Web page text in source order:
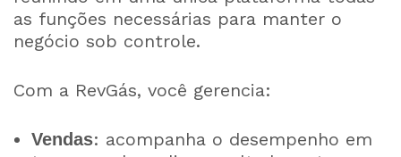
as funções necessárias para manter o
negócio sob controle.
Com a RevGás, você gerencia:
Vendas: acompanha o desempenho em